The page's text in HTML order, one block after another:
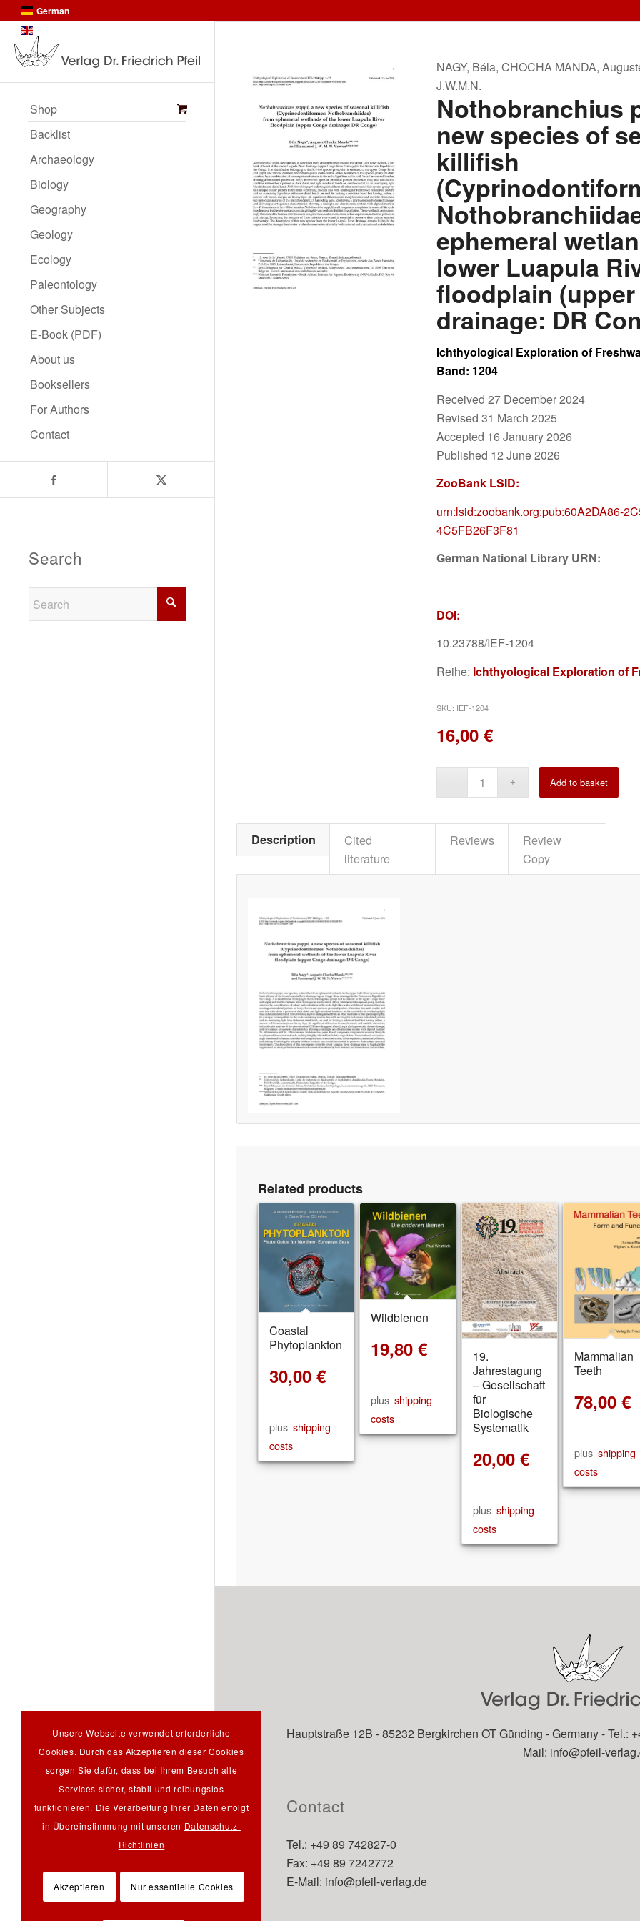
German
Shop
Backlist
Archaeology
Biology
Geography
Geology
Ecology
Paleontology
Other Subjects
E-Book (PDF)
About us
Booksellers
For Authors
Contact
Search
NAGY, Béla, CHOCHA MANDA,
J.W.M.N.
Nothobranchius
new species of
killifish
ephemeral
lower Luapula
floodplain
drainage: DR
Ichthyological Exploration of
Band: 1204
Received 27 December 2024
Revised 31 March 2025
Accepted 16 January 2026
Published 12 June 2026
ZooBank LSID:
urn:lsid:zoobank.org:pub:60A2DA86-
4C5FB26F3F81
German National Library URN:
DOI:
10.23788/IEF-1204
Reihe: Ichthyological Exploration of
SKU: IEF-1204
16,00 €
Add to basket
Description
Cited
literature
Reviews
Review
Copy
Related products
Coastal
Phytoplankton
30,00 €
plus shipping
costs
Wildbienen
19,80€
plus shipping
costs
19.
Jahrestagung
– Gesellschaft
für
Biologische
Systematik
20,00 €
plus shipping
costs
Mammalian
Teeth
78,00€
plus shipping
costs
Hauptstraße 12B - 85232 Bergkirchen OT Günding - Germany - Tel.:
Mail: info@pfeil-
Contact
Tel.: +49 89 742827-0
Fax: +49 89 7242772
E-Mail: info@pfeil-verlag.de
Unsere Webseite verwendet erforderliche
Cookies. Durch das Akzeptieren dieser Cookies
sorgen Sie dafür, dass bei Ihrem Besuch alle
Services sicher, stabil und reibungslos
funktionieren. Die Verarbeitung Ihrer Daten erfolgt
in Übereinstimmung mit unseren Datenschutz-
Richtlinien
Akzeptieren Nur essentielle Cookies